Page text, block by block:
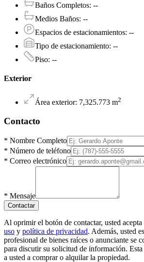
Baños Completos: --
Medios Baños: --
Espacios de estacionamientos: --
Tipo de estacionamiento: --
Piso: --
Exterior
Área exterior: 7,325.773 m2
Contacto
* Nombre Completo
* Número de teléfono
* Correo electrónico
* Mensaje
Contactar
Al oprimir el botón de contactar, usted acepta
uso y política de privacidad. Además, usted
profesional de bienes raíces o anunciante se
para discutir su solicitud de información.
a usted a comprar o alquilar la propiedad.